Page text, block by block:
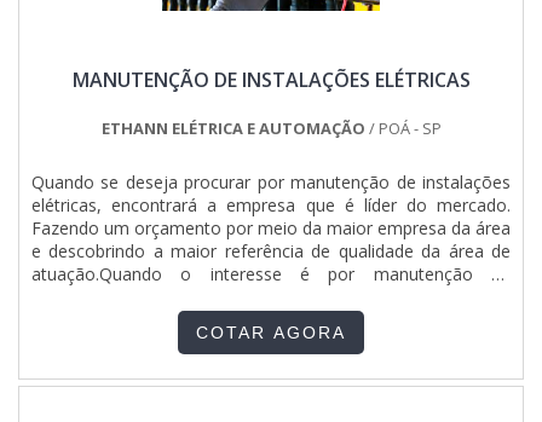
MANUTENÇÃO DE INSTALAÇÕES ELÉTRICAS
ETHANN ELÉTRICA E AUTOMAÇÃO / POÁ - SP
Quando se deseja procurar por manutenção de instalações
elétricas, encontrará a empresa que é líder do mercado.
Fazendo um orçamento por meio da maior empresa da área
e descobrindo a maior referência de qualidade da área de
atuação.Quando o interesse é por manutenção de
ETHANN Elétrica e Automação irá encontrar excelente
custo-benefício com respeito aos prazos e atendimento aos
5410, NR10, NR12).UM POUCO MAIS SOBRE
COTAR AGORA